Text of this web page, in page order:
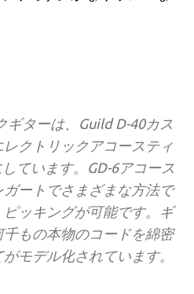
ギターは、Guild D-40カス
クトリックアコースティ
ています。GD-6アコース
ートでさまざまな方法で
ピッキングが可能です。ギ
もの本物のコードを綿密
モデル化されています。